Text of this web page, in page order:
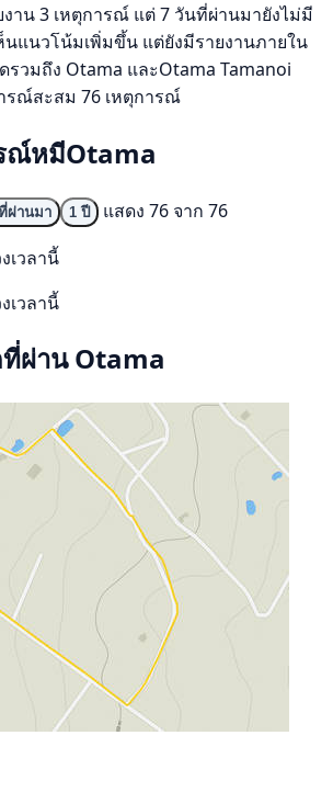
าน 3 เหตุการณ์ แต่ 7 วันที่ผ่านมายังไม่มี
นแนวโน้มเพิ่มขึ้น แต่ยังมีรายงานภายใน
รวมถึง Otama และOtama Tamanoi
ณ์สะสม 76 เหตุการณ์
ณ์หมีOtama
ผ่านมา 1 ปี
แสดง 76 จาก 76
เวลานี้
เวลานี้
ผ่าน Otama